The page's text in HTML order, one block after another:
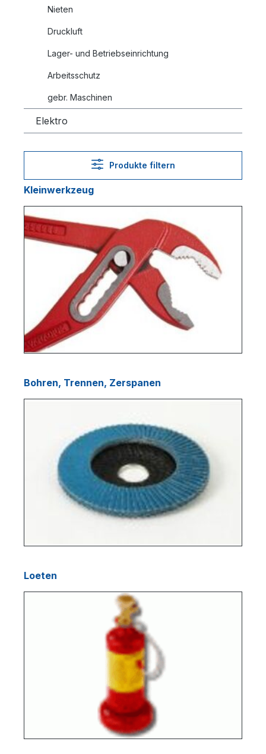
Nieten
Druckluft
Lager- und Betriebseinrichtung
Arbeitsschutz
gebr. Maschinen
Elektro
Produkte filtern
Kleinwerkzeug
Bohren, Trennen, Zerspanen
Loeten